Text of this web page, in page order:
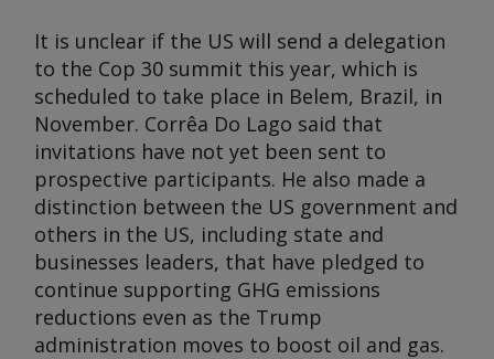
It is unclear if the US will send a delegation
to the Cop 30 summit this year, which is
scheduled to take place in Belem, Brazil, in
November. Corrêa Do Lago said that
invitations have not yet been sent to
prospective participants. He also made a
distinction between the US government and
others in the US, including state and
businesses leaders, that have pledged to
continue supporting GHG emissions
reductions even as the Trump
administration moves to boost oil and gas.